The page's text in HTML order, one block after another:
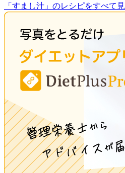
「すまし汁」のレシピをすべて